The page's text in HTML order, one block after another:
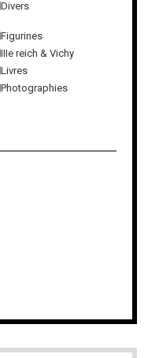
Divers
Figurines
IIIe reich & Vichy
Livres
Photographies